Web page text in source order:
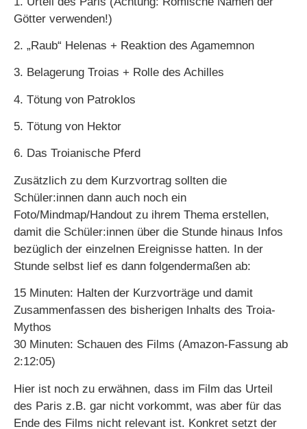
Götter verwenden!)
2. „Raub“ Helenas + Reaktion des Agamemnon
3. Belagerung Troias + Rolle des Achilles
4. Tötung von Patroklos
5. Tötung von Hektor
6. Das Troianische Pferd
Zusätzlich zu dem Kurzvortrag sollten die
Schüler:innen dann auch noch ein
Foto/Mindmap/Handout zu ihrem Thema erstellen,
damit die Schüler:innen über die Stunde hinaus Infos
bezüglich der einzelnen Ereignisse hatten. In der
Stunde selbst lief es dann folgendermaßen ab:
15 Minuten: Halten der Kurzvorträge und damit
Zusammenfassen des bisherigen Inhalts des Troia-
Mythos
30 Minuten: Schauen des Films (Amazon-Fassung ab
2:12:05)
Hier ist noch zu erwähnen, dass im Film das Urteil
des Paris z.B. gar nicht vorkommt, was aber für das
Ende des Films nicht relevant ist. Konkret setzt der